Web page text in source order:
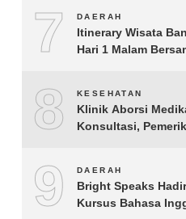
7 DAERAH
Itinerary Wisata
Hari 1 Malam
8 KESEHATAN
Klinik Aborsi
Konsultasi,
9 DAERAH
Bright Speaks
Kursus Bahasa